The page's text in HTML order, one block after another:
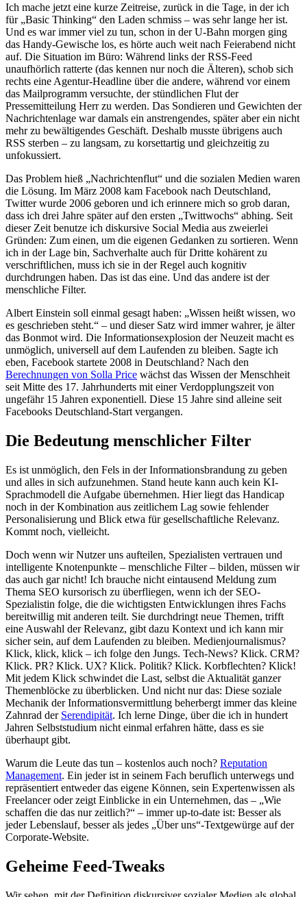
Ich mache jetzt eine kurze Zeitreise, zurück in die Tage, in der ich
für „Basic Thinking“ den Laden schmiss – was sehr lange her ist.
Und es war immer viel zu tun, schon in der U-Bahn morgen ging
das Handy-Gewische los, es hörte auch weit nach Feierabend nicht
auf. Die Situation im Büro: Während links der RSS-Feed
unaufhörlich ratterte (das kennen nur noch die Älteren), schob sich
rechts eine Agentur-Headline über die andere, während vor einem
das Mailprogramm versuchte, der stündlichen Flut der
Pressemitteilung Herr zu werden. Das Sondieren und Gewichten der
Nachrichtenlage war damals ein anstrengendes, später aber ein nicht
mehr zu bewältigendes Geschäft. Deshalb musste übrigens auch
RSS sterben – zu langsam, zu korsettartig und gleichzeitig zu
unfokussiert.
Das Problem hieß „Nachrichtenflut“ und die sozialen Medien waren
die Lösung. Im März 2008 kam Facebook nach Deutschland,
Twitter wurde 2006 geboren und ich erinnere mich so grob daran,
dass ich drei Jahre später auf den ersten „Twittwochs“ abhing. Seit
dieser Zeit benutze ich diskursive Social Media aus zweierlei
Gründen: Zum einen, um die eigenen Gedanken zu sortieren. Wenn
ich in der Lage bin, Sachverhalte auch für Dritte kohärent zu
verschriftlichen, muss ich sie in der Regel auch kognitiv
durchdrungen haben. Das ist das eine. Und das andere ist der
menschliche Filter.
Albert Einstein soll einmal gesagt haben: „Wissen heißt wissen, wo
es geschrieben steht.“ – und dieser Satz wird immer wahrer, je älter
das Bonmot wird. Die Informationsexplosion der Neuzeit macht es
unmöglich, universell auf dem Laufenden zu bleiben. Sagte ich
eben, Facebook startete 2008 in Deutschland? Nach den
Berechnungen von Solla Price wächst das Wissen der Menschheit
seit Mitte des 17. Jahrhunderts mit einer Verdopplungszeit von
ungefähr 15 Jahren exponentiell. Diese 15 Jahre sind alleine seit
Facebooks Deutschland-Start vergangen.
Die Bedeutung menschlicher Filter
Es ist unmöglich, den Fels in der Informationsbrandung zu geben
und alles in sich aufzunehmen. Stand heute kann auch kein KI-
Sprachmodell die Aufgabe übernehmen. Hier liegt das Handicap
noch in der Kombination aus zeitlichem Lag sowie fehlender
Personalisierung und Blick etwa für gesellschaftliche Relevanz.
Kommt noch, vielleicht.
Doch wenn wir Nutzer uns aufteilen, Spezialisten vertrauen und
intelligente Knotenpunkte – menschliche Filter – bilden, müssen wir
das auch gar nicht! Ich brauche nicht eintausend Meldung zum
Thema SEO kursorisch zu überfliegen, wenn ich der SEO-
Spezialistin folge, die die wichtigsten Entwicklungen ihres Fachs
bereitwillig mit anderen teilt. Sie durchdringt neue Themen, trifft
eine Auswahl der Relevanz, gibt dazu Kontext und ich kann mir
sicher sein, auf dem Laufenden zu bleiben. Medienjournalismus?
Klick, klick, klick – ich folge den Jungs. Tech-News? Klick. CRM?
Klick. PR? Klick. UX? Klick. Politik? Klick. Korbflechten? Klick!
Mit jedem Klick schwindet die Last, selbst die Aktualität ganzer
Themenblöcke zu überblicken. Und nicht nur das: Diese soziale
Mechanik der Informationsvermittlung beherbergt immer das kleine
Zahnrad der Serendipität. Ich lerne Dinge, über die ich in hundert
Jahren Selbststudium nicht einmal erfahren hätte, dass es sie
überhaupt gibt.
Warum die Leute das tun – kostenlos auch noch? Reputation
Management. Ein jeder ist in seinem Fach beruflich unterwegs und
repräsentiert entweder das eigene Können, sein Expertenwissen als
Freelancer oder zeigt Einblicke in ein Unternehmen, das – „Wie
schaffen die das nur zeitlich?“ – immer up-to-date ist: Besser als
jeder Lebenslauf, besser als jedes „Über uns“-Textgewürge auf der
Corporate-Website.
Geheime Feed-Tweaks